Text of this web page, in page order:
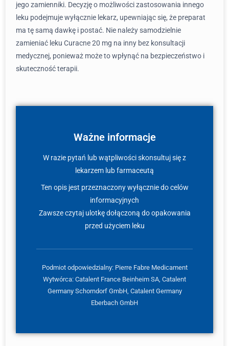
jego zamienniki. Decyzję o możliwości zastosowania innego
leku podejmuje wyłącznie lekarz, upewniając się, że preparat
ma tę samą dawkę i postać. Nie należy samodzielnie
zamieniać leku Curacne 20 mg na inny bez konsultacji
medycznej, ponieważ może to wpłynąć na bezpieczeństwo i
skuteczność terapii.
Ważne informacje
W razie pytań lub wątpliwości skonsultuj się z
lekarzem lub farmaceutą
Ten opis jest przeznaczony wyłącznie do celów
informacyjnych
Zawsze czytaj ulotkę dołączoną do opakowania
przed użyciem leku
Podmiot odpowiedzialny: Pierre Fabre Medicament
Wytwórca: Catalent France Beinheim SA, Catalent
Germany Schorndorf GmbH, Catalent Germany
Eberbach GmbH